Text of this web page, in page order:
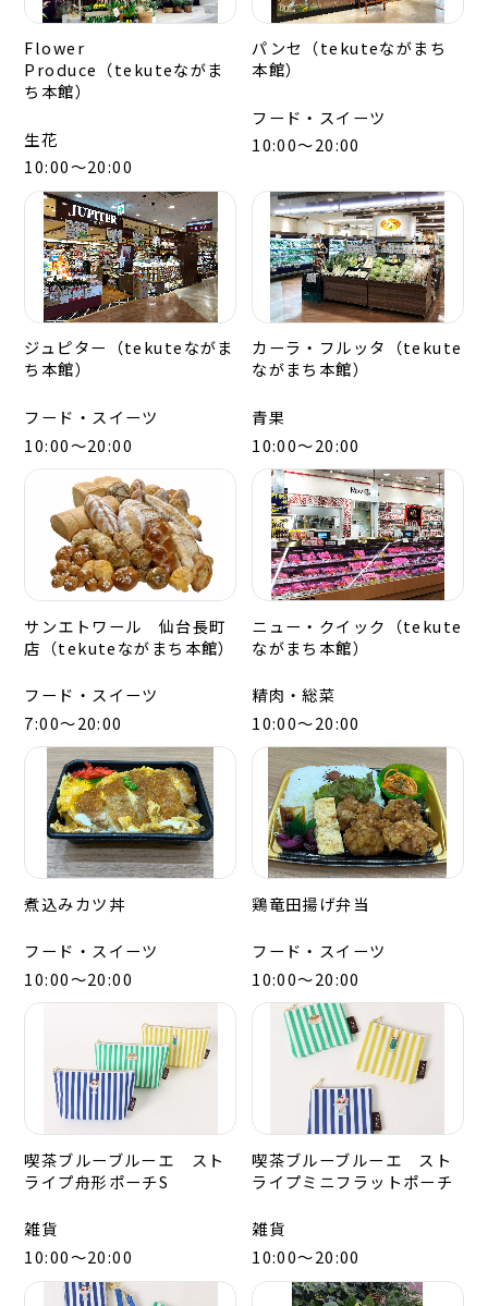
Flower
Produce（tekuteながま
ち本館）
生花
10:00～20:00
パンセ（tekuteながまち
本館）
フード・スイーツ
10:00～20:00
ジュピター（tekuteながま
ち本館）
フード・スイーツ
10:00～20:00
カーラ・フルッタ（tekute
ながまち本館）
青果
10:00～20:00
サンエトワール 仙台長町
店（tekuteながまち本館）
フード・スイーツ
7:00～20:00
ニュー・クイック（tekute
ながまち本館）
精肉・総菜
10:00～20:00
煮込みカツ丼
フード・スイーツ
10:00～20:00
鶏竜田揚げ弁当
フード・スイーツ
10:00～20:00
喫茶ブルーブルーエ スト
ライプ舟形ポーチS
雑貨
10:00～20:00
喫茶ブルーブルーエ スト
ライプミニフラットポーチ
雑貨
10:00～20:00